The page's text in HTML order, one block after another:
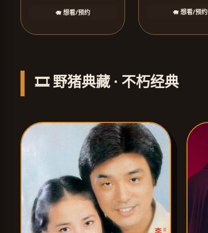
🐗 想看/预约 🐗 想看/预约
🎞️ 野猪典藏 · 不朽经典